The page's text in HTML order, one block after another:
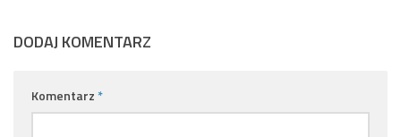
DODAJ KOMENTARZ
Komentarz *